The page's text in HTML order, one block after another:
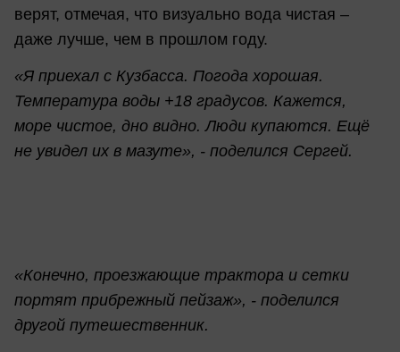
верят, отмечая, что визуально вода чистая –
даже лучше, чем в прошлом году.
«Я приехал с Кузбасса. Погода хорошая.
Температура воды +18 градусов. Кажется,
море чистое, дно видно. Люди купаются. Ещё
не увидел их в мазуте», - поделился Сергей.
«Конечно, проезжающие трактора и сетки
портят прибрежный пейзаж», - поделился
другой путешественник.